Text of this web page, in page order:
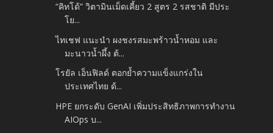
“คิทโด้” วิตามินเม็ดเคี้ยว 2 สูตร 2 รสชาติ มีประ
โย...
ไทเชฟ แนะนำ ผงชงรสมะพร้าวน้ำหอม และ
มะนาวน้ำผึ้ง ต้...
โรยัล เอ็นฟิลด์ ตอกย้ำความแข็งแกร่งใน
ประเทศไทย ด้...
HPE ยกระดับ GenAI เพิ่มประสิทธิภาพการทำงาน
AIOps บ...